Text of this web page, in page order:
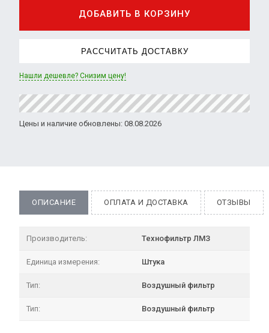
ДОБАВИТЬ В КОРЗИНУ
РАССЧИТАТЬ ДОСТАВКУ
Нашли дешевле? Снизим цену!
Цены и наличие обновлены: 08.08.2026
ОПИСАНИЕ ОПЛАТА И ДОСТАВКА ОТЗЫВЫ
Производитель: Технофильтр ЛМЗ
Единица измерения: Штука
Тип: Воздушный фильтр
Тип: Воздушный фильтр